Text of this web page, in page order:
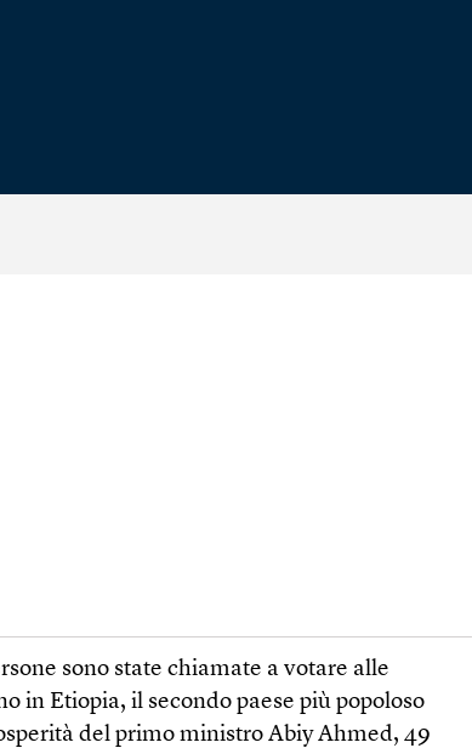
sono state chiamate a votare alle
in Etiopia, il secondo paese più popoloso
del primo ministro Abiy Ahmed, 49